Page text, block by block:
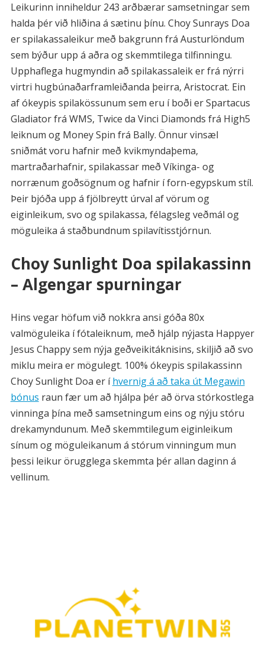
Leikurinn inniheldur 243 arðbærar samsetningar sem
halda þér við hliðina á sætinu þínu. Choy Sunrays Doa
er spilakassaleikur með bakgrunn frá Austurlöndum
sem býður upp á aðra og skemmtilega tilfinningu.
Upphaflega hugmyndin að spilakassaleik er frá nýrri
virtri hugbúnaðarframleiðanda þeirra, Aristocrat. Ein
af ókeypis spilakössunum sem eru í boði er Spartacus
Gladiator frá WMS, Twice da Vinci Diamonds frá High5
leiknum og Money Spin frá Bally. Önnur vinsæl
sniðmát voru hafnir með kvikmyndaþema,
martraðarhafnir, spilakassar með Víkinga- og
norrænum goðsögnum og hafnir í forn-egypskum stíl.
Þeir bjóða upp á fjölbreytt úrval af vörum og
eiginleikum, svo og spilakassa, félagsleg veðmál og
möguleika á staðbundnum spilavítisstjórnun.
Choy Sunlight Doa spilakassinn
– Algengar spurningar
Hins vegar höfum við nokkra ansi góða 80x
valmöguleika í fótaleiknum, með hjálp nýjasta Happyer
Jesus Chappy sem nýja geðveikitáknisins, skiljið að svo
miklu meira er mögulegt. 100% ókeypis spilakassinn
Choy Sunlight Doa er íhvernig á að taka út Megawin
bónus raun fær um að hjálpa þér að örva stórkostlega
vinninga þína með samsetningum eins og nýju stóru
drekamyndunum. Með skemmtilegum eiginleikum
sínum og möguleikanum á stórum vinningum mun
þessi leikur örugglega skemmta þér allan daginn á
vellinum.